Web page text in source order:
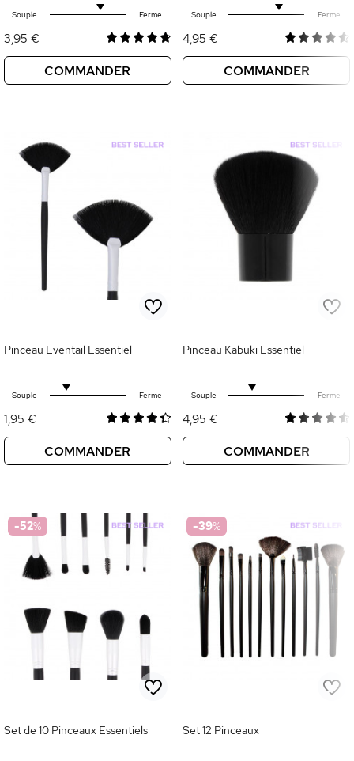
Souple Ferme
3,95 €
COMMANDER
Souple Ferme
4,95 €
COMMANDER
Pinceau Eventail Essentiel
Souple Ferme
1,95 €
COMMANDER
Pinceau Kabuki Essentiel
Souple Ferme
4,95 €
COMMANDER
-52%
Set de 10 Pinceaux Essentiels
-39%
Set 12 Pinceaux